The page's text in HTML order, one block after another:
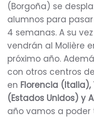
(Borgoña) se
alumnos para
4 semanas. A su
vendrán al Molière
próximo año.
con otros centros
en Florencia (Italia),
(Estados Unidos) y
año vamos a